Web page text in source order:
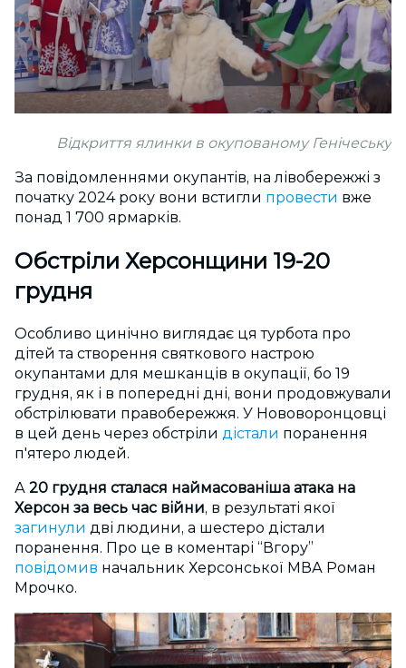
Відкриття ялинки в окупованому Генічеську
За повідомленнями окупантів, на лівобережжі з
початку 2024 року вони встигли провести вже
понад 1 700 ярмарків.
Обстріли Херсонщини 19-20
грудня
Особливо цинічно виглядає ця турбота про
дітей та створення святкового настрою
окупантами для мешканців в окупації, бо 19
грудня, як і в попередні дні, вони продовжували
обстрілювати правобережжя. У Нововоронцовці
в цей день через обстріли дістали поранення
п'ятеро людей.
А 20 грудня сталася наймасованіша атака на
Херсон за весь час війни, в результаті якої
загинули дві людини, а шестеро дістали
поранення. Про це в коментарі “Вгору”
повідомив начальник Херсонської МВА Роман
Мрочко.